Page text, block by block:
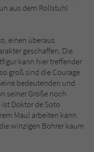
aus dem Rollstuhl
einen überaus
geschaffen. Die
kann hier treffender
groß sind die Courage
bedeutenden und
seiner Größe noch
Doktor de Soto
Maul arbeiten kann
winzigen Bohrer kaum